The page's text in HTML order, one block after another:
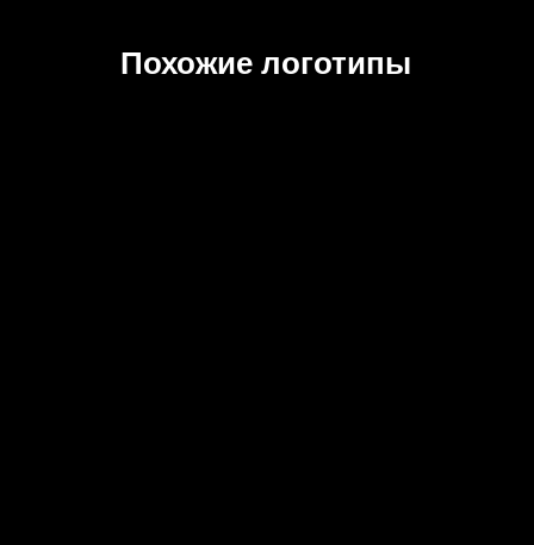
Похожие логотипы